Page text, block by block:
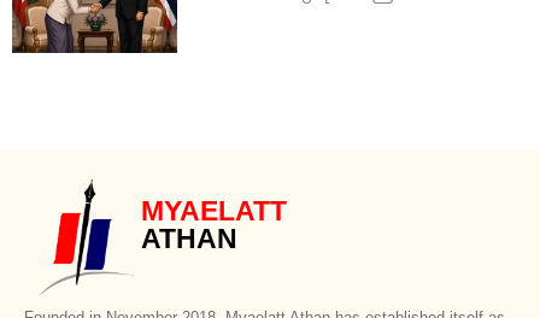
MYAELATT
ATHAN